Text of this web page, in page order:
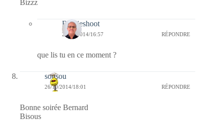
Bizzz
Bernieshoot
27/10/2014/16:57 RÉPONDRE
que lis tu en ce moment ?
sousou
26/10/2014/18:01 RÉPONDRE
Bonne soirée Bernard
Bisous